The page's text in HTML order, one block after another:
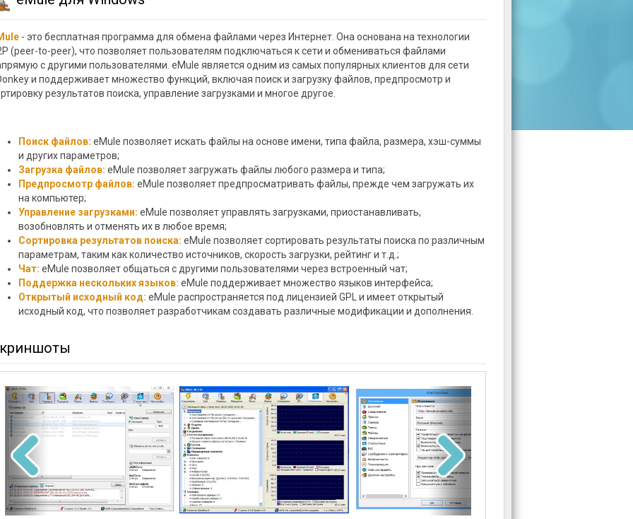
- это бесплатная программа для обмена файлами через Интернет. Она основана на технологии
(peer-to-peer), что позволяет пользователям подключаться к сети и обмениваться файлами
с другими пользователями. eMule является одним из самых популярных клиентов для сети
и поддерживает множество функций, включая поиск и загрузку файлов, предпросмотр и
результатов поиска, управление загрузками и многое другое.
Поиск файлов: eMule позволяет искать файлы на основе имени, типа файла, размера, хэш-суммы
и других параметров;
Загрузка файлов: eMule позволяет загружать файлы любого размера и типа;
Предпросмотр файлов: eMule позволяет предпросматривать файлы, прежде чем загружать их
на компьютер;
Управление загрузками: eMule позволяет управлять загрузками, приостанавливать,
возобновлять и отменять их в любое время;
Сортировка результатов поиска: eMule позволяет сортировать результаты поиска по различным
параметрам, таким как количество источников, скорость загрузки, рейтинг и т.д.;
Чат: eMule позволяет общаться с другими пользователями через встроенный чат;
Поддержка нескольких языков: eMule поддерживает множество языков интерфейса;
Открытый исходный код: eMule распространяется под лицензией GPL и имеет открытый
исходный код, что позволяет разработчикам создавать различные модификации и дополнения.